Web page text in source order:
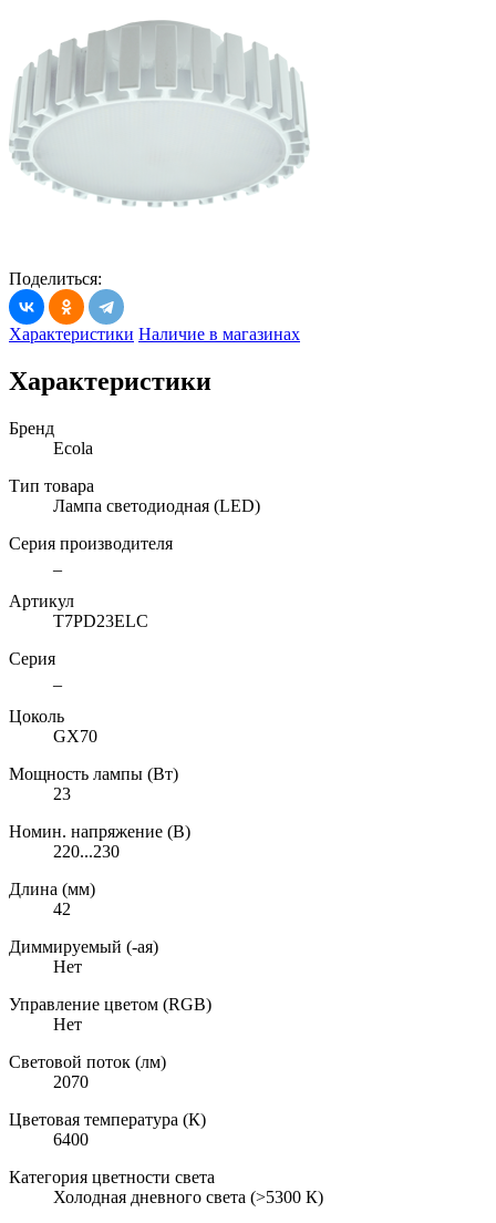
Поделиться:
Характеристики Наличие в магазинах
Характеристики
Бренд
Ecola
Тип товара
Лампа светодиодная (LED)
Серия производителя
Артикул
T7PD23ELC
Серия
Цоколь
GX70
Мощность лампы (Вт)
23
Номин. напряжение (В)
220...230
Длина (мм)
42
Диммируемый (-ая)
Нет
Управление цветом (RGB)
Нет
Световой поток (лм)
2070
Цветовая температура (К)
6400
Категория цветности света
Холодная дневного света (>5300 К)